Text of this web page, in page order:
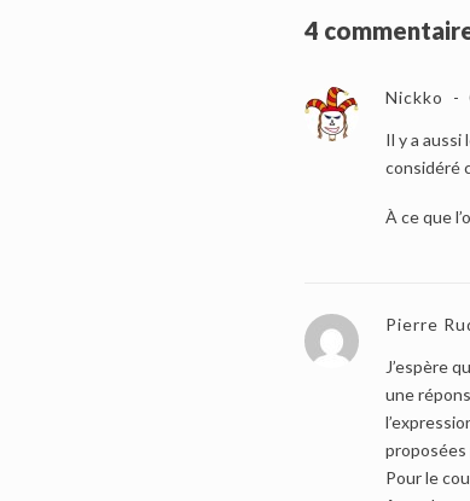
4
Nickko
Il y a aussi
considéré
À ce que
Pierre
J’espère
une
proposées
Pour le